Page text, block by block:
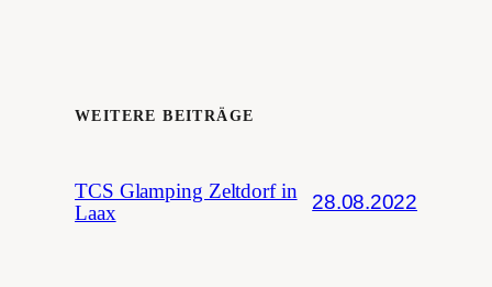
WEITERE BEITRÄGE
TCS Glamping Zeltdorf in
Laax
28.08.2022